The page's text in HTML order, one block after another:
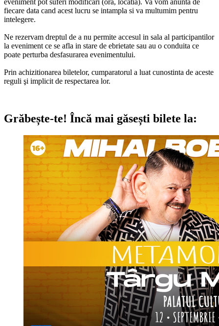
fiecare data cand acest lucru se intampla si va multumim pentru
intelegere.
Ne rezervam dreptul de a nu permite accesul in sala al participantilor
la eveniment ce se afla in stare de ebrietate sau au o conduita ce
poate perturba desfasurarea evenimentului.
Prin achizitionarea biletelor, cumparatorul a luat cunostinta de aceste
reguli şi implicit de respectarea lor.
Grăbește-te! Încă mai găsești bilete la: